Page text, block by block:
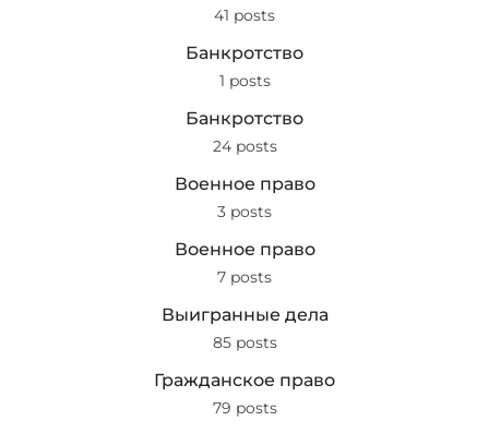
41 posts
Банкротство
1 posts
Банкротство
24 posts
Военное право
3 posts
Военное право
7 posts
Выигранные дела
85 posts
Гражданское право
79 posts